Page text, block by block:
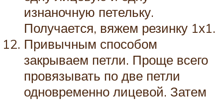
изнаночную петельку.
Получается, вяжем резинку 1х1.
Привычным способом
закрываем петли. Проще всего
провязывать по две петли
одновременно лицевой. Затем